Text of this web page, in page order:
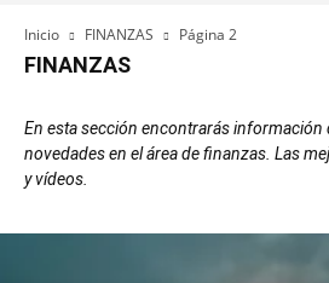
Inicio FINANZAS Página 2
FINANZAS
En esta sección encontrarás información
novedades en el área de finanzas. Las
y vídeos.